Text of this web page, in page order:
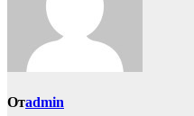
Отadmin